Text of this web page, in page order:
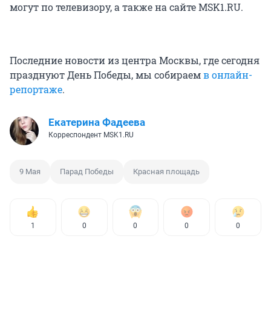
могут по телевизору, а также на сайте MSK1.RU.
Последние новости из центра Москвы, где сегодня
празднуют День Победы, мы собираемв онлайн-
репортаже.
Екатерина Фадеева
Корреспондент MSK1.RU
9 Мая Парад Победы Красная площадь
1 0 0 0 0